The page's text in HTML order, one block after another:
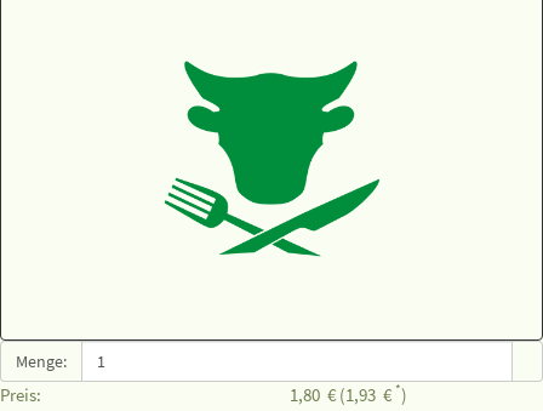
Menge:
Preis: 1,80 € (1,93 € *)